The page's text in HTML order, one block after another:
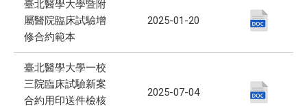
臺北醫學大學暨附
屬醫院臨床試驗增
修合約範本
2025-01-20
臺北醫學大學一校
三院臨床試驗新案
合約用印送件檢核
2025-07-04